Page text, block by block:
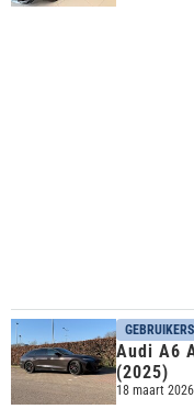
Audi A6
(2025)
18 maart 2026